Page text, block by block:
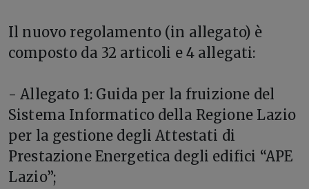
Il nuovo regolamento (in allegato) è
composto da 32 articoli e 4 allegati:
- Allegato 1: Guida per la fruizione del
Sistema Informatico della Regione Lazio
per la gestione degli Attestati di
Prestazione Energetica degli edifici “APE
Lazio”;